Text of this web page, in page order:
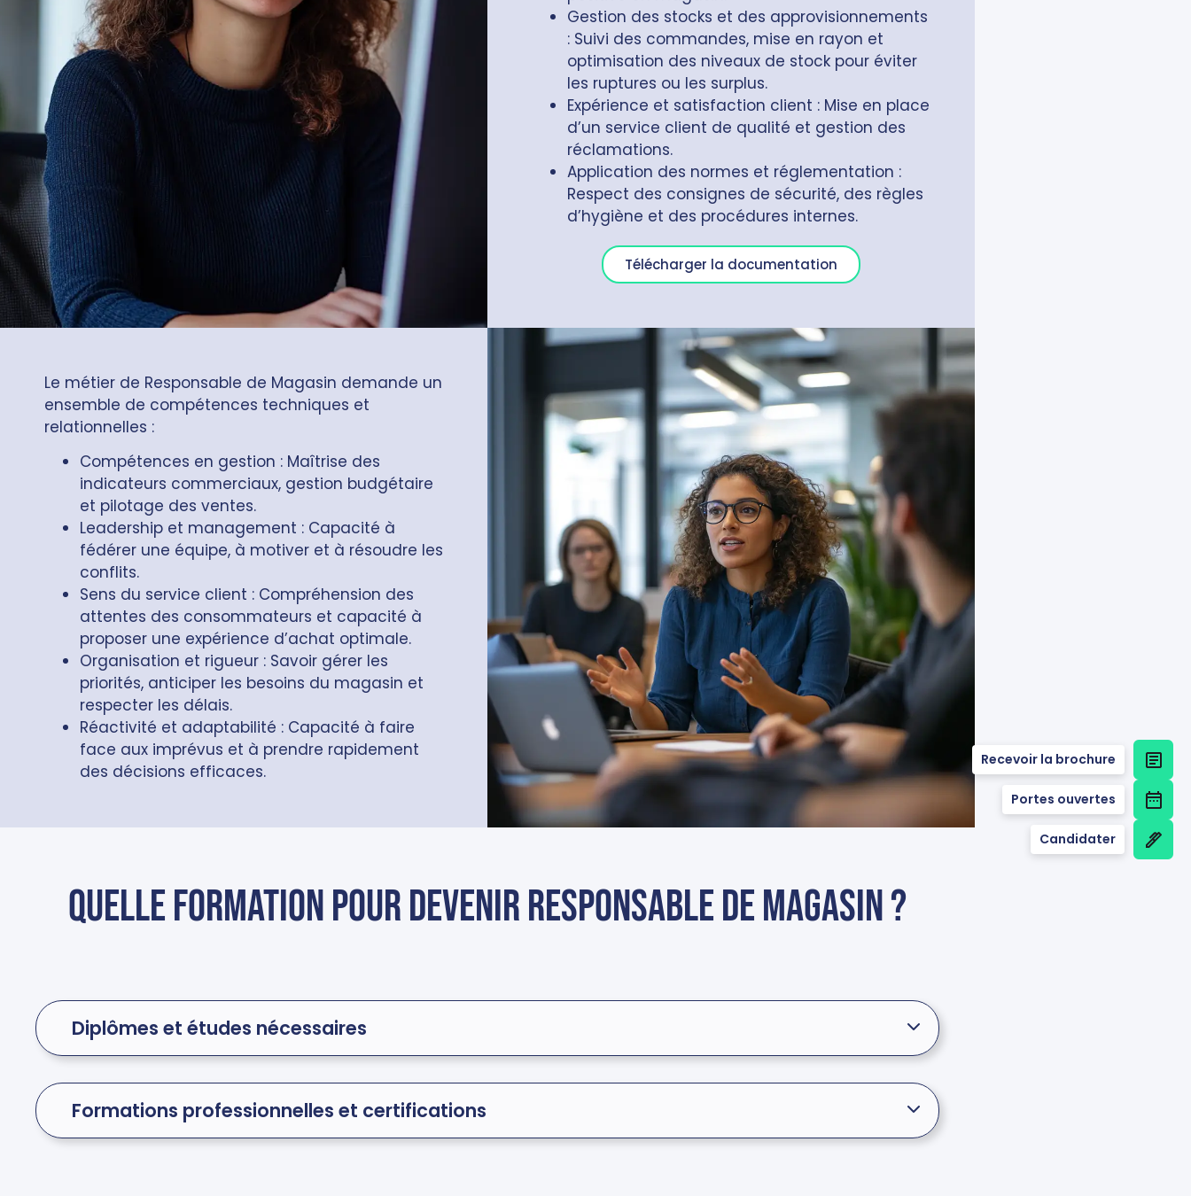
Gestion des stocks et des approvisionnements
: Suivi des commandes, mise en rayon et
optimisation des niveaux de stock pour éviter
les ruptures ou les surplus.
Expérience et satisfaction client : Mise en place
d’un service client de qualité et gestion des
réclamations.
Application des normes et réglementation :
Respect des consignes de sécurité, des règles
d’hygiène et des procédures internes.
Télécharger la documentation
Le métier de Responsable de Magasin demande un
ensemble de compétences techniques et
relationnelles :
Compétences en gestion : Maîtrise des
indicateurs commerciaux, gestion budgétaire
et pilotage des ventes.
Leadership et management : Capacité à
fédérer une équipe, à motiver et à résoudre les
conflits.
Sens du service client : Compréhension des
attentes des consommateurs et capacité à
proposer une expérience d’achat optimale.
Organisation et rigueur : Savoir gérer les
priorités, anticiper les besoins du magasin et
respecter les délais.
Réactivité et adaptabilité : Capacité à faire
face aux imprévus et à prendre rapidement
des décisions efficaces.
Quelle formation pour devenir responsable de magasin ?
Diplômes et études nécessaires
Formations professionnelles et certifications
Recevoir la brochure
Portes ouvertes
Candidater